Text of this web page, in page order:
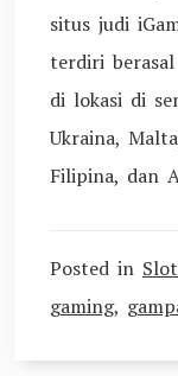
situs judi
terdiri
di lokasi di
Ukraina,
Filipina, dan
Posted in
gaming,